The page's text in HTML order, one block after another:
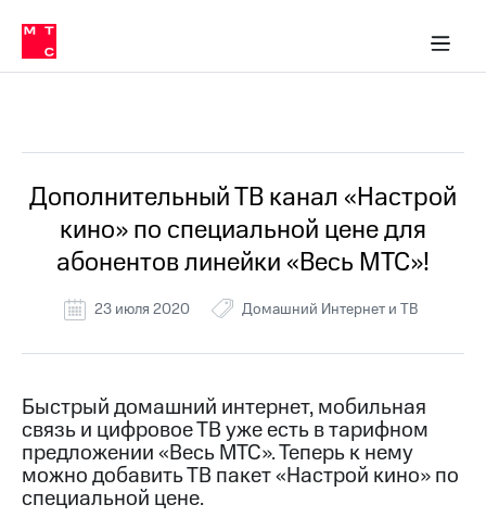
связь
Сервисы и подписки
30% на связь
кабинеты
Мобильная
и
Спутниковое
ТВ
МТС
Перенести
в МТС
Тарифы
Услуги
в МТС
Услуги
Роуминг
Личный
Скачать
Мой
МТС
Акции
Скидка 30%
на связь
Дополнительный ТВ канал «Настрой
кино» по специальной цене для
абонентов линейки «Весь МТС»!
23 июля 2020 Домашний Интернет и ТВ
Быстрый домашний интернет, мобильная
связь и цифровое ТВ уже есть в тарифном
предложении «Весь МТС». Теперь к нему
можно добавить ТВ пакет «Настрой кино» по
специальной цене.